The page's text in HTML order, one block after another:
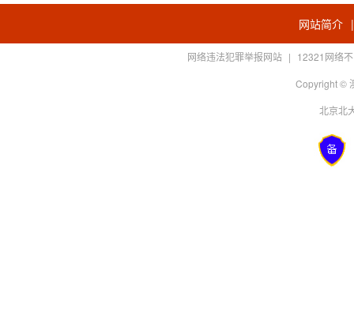
网站简介
网络违法犯罪举报网站 | 12321网络
Copyright ©
北京北